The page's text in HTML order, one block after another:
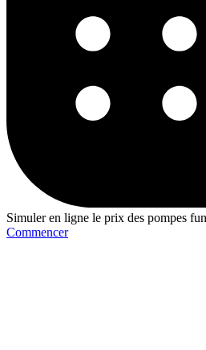
Simuler en ligne le prix des pompes
Commencer